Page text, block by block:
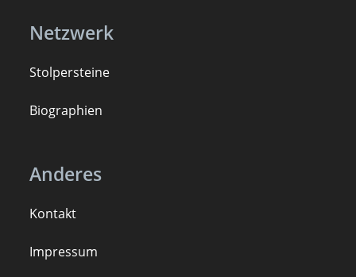
Netzwerk
Stolpersteine
Biographien
Anderes
Kontakt
Impressum